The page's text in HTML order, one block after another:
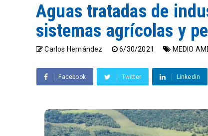
Aguas tratadas de
sistemas agrícolas y
Carlos Hernández 6/30/2021 MEDIO
Facebook Twitter Linkedin